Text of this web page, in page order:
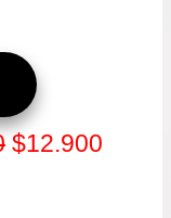
El
$12.900El